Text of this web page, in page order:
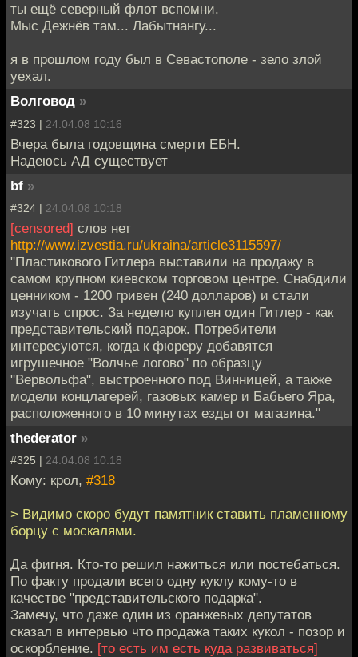
ты ещё северный флот вспомни.
Мыс Дежнёв там... Лабытнангу...
я в прошлом году был в Севастополе - зело злой
уехал.
Волговод »
#323 | 24.04.08 10:16
Вчера была годовщина смерти ЕБН.
Надеюсь АД существует
bf »
#324 | 24.04.08 10:18
[censored] слов нет
http://www.izvestia.ru/ukraina/article3115597/
"Пластикового Гитлера выставили на продажу в
самом крупном киевском торговом центре. Снабдили
ценником - 1200 гривен (240 долларов) и стали
изучать спрос. За неделю куплен один Гитлер - как
представительский подарок. Потребители
интересуются, когда к фюреру добавятся
игрушечное "Волчье логово" по образцу
"Вервольфа", выстроенного под Винницей, а также
модели концлагерей, газовых камер и Бабьего Яра,
расположенного в 10 минутах езды от магазина."
thederator »
#325 | 24.04.08 10:18
Кому: крол, #318
> Видимо скоро будут памятник ставить пламенному
борцу с москалями.
Да фигня. Кто-то решил нажиться или постебаться.
По факту продали всего одну куклу кому-то в
качестве "представительского подарка".
Замечу, что даже один из оранжевых депутатов
сказал в интервью что продажа таких кукол - позор и
оскорбление. [то есть им есть куда развиваться]